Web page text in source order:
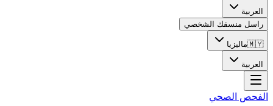
العربية
راسل منسقك الشخصي
🇲🇾ماليزيا
العربية
الفحص الصحي